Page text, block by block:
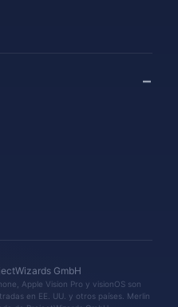
GmbH
Apple Vision Pro y visionOS son
en EE. UU. y otros países. Merlin